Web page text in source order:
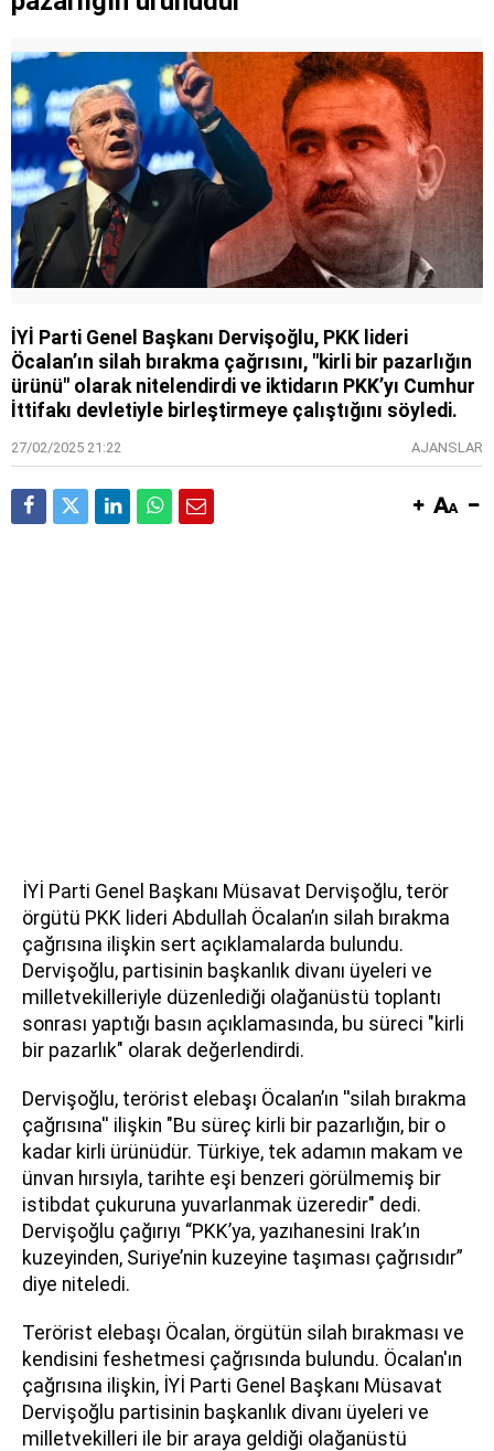
İYİ Parti Genel Başkanı Dervişoğlu, PKK lideri
Öcalan’ın silah bırakma çağrısını, "kirli bir pazarlığın
ürünü" olarak nitelendirdi ve iktidarın PKK’yı Cumhur
İttifakı devletiyle birleştirmeye çalıştığını söyledi.
27/02/2025 21:22 AJANSLAR
İYİ Parti Genel Başkanı Müsavat Dervişoğlu, terör
örgütü PKK lideri Abdullah Öcalan’ın silah bırakma
çağrısına ilişkin sert açıklamalarda bulundu.
Dervişoğlu, partisinin başkanlık divanı üyeleri ve
milletvekilleriyle düzenlediği olağanüstü toplantı
sonrası yaptığı basın açıklamasında, bu süreci "kirli
bir pazarlık" olarak değerlendirdi.
Dervişoğlu, terörist elebaşı Öcalan’ın ''silah bırakma
çağrısına'' ilişkin "Bu süreç kirli bir pazarlığın, bir o
kadar kirli ürünüdür. Türkiye, tek adamın makam ve
ünvan hırsıyla, tarihte eşi benzeri görülmemiş bir
istibdat çukuruna yuvarlanmak üzeredir" dedi.
Dervişoğlu çağırıyı “PKK’ya, yazıhanesini Irak’ın
kuzeyinden, Suriye’nin kuzeyine taşıması çağrısıdır”
diye niteledi.
Terörist elebaşı Öcalan, örgütün silah bırakması ve
kendisini feshetmesi çağrısında bulundu. Öcalan'ın
çağrısına ilişkin, İYİ Parti Genel Başkanı Müsavat
Dervişoğlu partisinin başkanlık divanı üyeleri ve
milletvekilleri ile bir araya geldiği olağanüstü